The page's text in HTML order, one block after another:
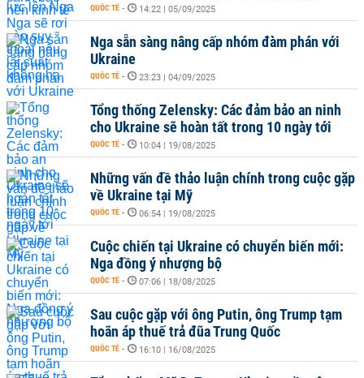
QUỐC TẾ - 14:22 | 05/09/2025
Nga sẵn sàng nâng cấp nhóm đàm phán với
Ukraine
QUỐC TẾ - 23:23 | 04/09/2025
Tổng thống Zelensky: Các đảm bảo an ninh
cho Ukraine sẽ hoàn tất trong 10 ngày tới
QUỐC TẾ - 10:04 | 19/08/2025
Những vấn đề thảo luận chính trong cuộc gặp
về Ukraine tại Mỹ
QUỐC TẾ - 06:54 | 19/08/2025
Cuộc chiến tại Ukraine có chuyển biến mới:
Nga đồng ý nhượng bộ
QUỐC TẾ - 07:06 | 18/08/2025
Sau cuộc gặp với ông Putin, ông Trump tạm
hoãn áp thuế trả đũa Trung Quốc
QUỐC TẾ - 16:10 | 16/08/2025